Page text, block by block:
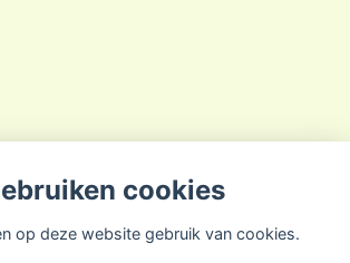
cookies
op deze website gebruik van cookies.